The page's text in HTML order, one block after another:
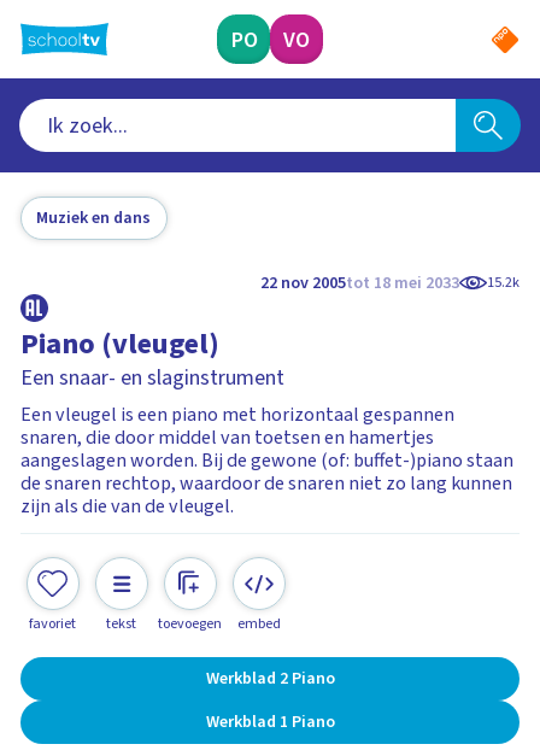
naar
hoofdinhoud
PO VO
Muziek en dans
22 nov 2005tot 18 mei 2033 15.2k
Piano (vleugel)
Een snaar- en slaginstrument
Een vleugel is een piano met horizontaal gespannen
snaren, die door middel van toetsen en hamertjes
aangeslagen worden. Bij de gewone (of: buffet-)piano staan
de snaren rechtop, waardoor de snaren niet zo lang kunnen
zijn als die van de vleugel.
favoriet tekst toevoegen embed
Werkblad 2 Piano
Werkblad 1 Piano